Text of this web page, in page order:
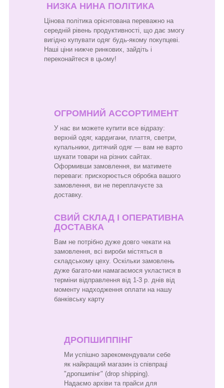
НИЗКА НИНА ПОЛІТИКА
Цінова політика орієнтована переважно на
середній рівень продуктивності, що дає змогу
вигідно купувати одяг будь-якому покупцеві.
Наші ціни нижче ринкових, зайдіть і
переконайтеся в цьому!
ОГРОМНИЙ АССОРТИМЕНТ
У нас ви можете купити все відразу:
верхній одяг, кардигани, плаття, светри,
купальники, дитячий одяг — вам не варто
шукати товари на різних сайтах.
Оформивши замовлення, ви матимете
переваги: прискорюється обробка вашого
замовлення, ви не переплачуєте за
доставку.
СВИЙ СКЛАД І ОПЕРАТИВНА
ДОСТАВКА
Вам не потрібно дуже довго чекати на
замовлення, всі вироби містяться в
складському цеху. Оскільки замовлень
дуже багато-ми намагаємося укластися в
терміни відправлення від 1-3 р. днів від
моменту надходження оплати на нашу
банківську карту
ДРОПШИППІНГ
Ми успішно зарекомендували себе
як найкращий магазин із співпраці
"дропшипінг" (drop shipping).
Надаємо архіви та прайси для